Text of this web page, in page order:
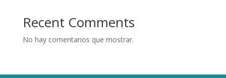
Recent Comments
No hay comentarios que mostrar.